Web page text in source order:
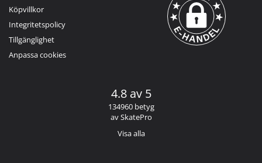
Köpvillkor
Integritetspolicy
Tillgänglighet
Anpassa cookies
4.8 av 5
134960 betyg
av SkatePro
Visa alla